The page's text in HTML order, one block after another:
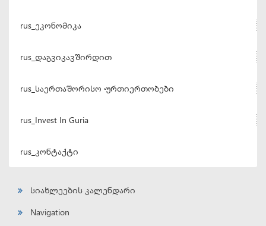
rus_ეკონომიკა
rus_დაგვიკავშირდით
rus_საერთაშორისო ურთიერთობები
rus_Invest In Guria
rus_კონტაქტი
სიახლეების კალენდარი
Navigation